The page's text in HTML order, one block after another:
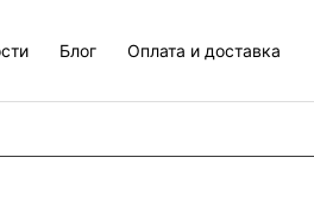
Блог Оплата и доставка